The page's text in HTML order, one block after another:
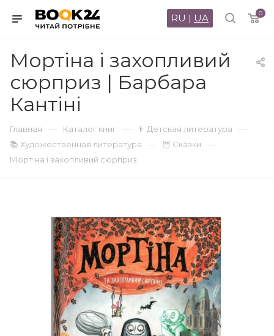
0
RU | UA
Мортіна і захопливий
сюрприз | Барбара
Кантіні
Главная — Каталог книг — 👨 Детская литература —
📚 Художественная литература — 🦉 Сказки —
Мортіна і захопливий сюрприз